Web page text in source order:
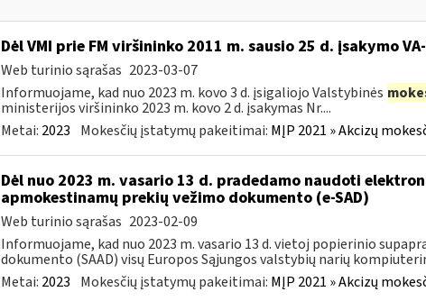
Dėl VMI prie FM viršininko 2011 m. sausio 25 d. įsakymo
Web turinio sąrašas 2023-03-07
Informuojame, kad nuo 2023 m. kovo 3 d. įsigaliojo Valstybinės
ministerijos viršininko 2023 m. kovo 2 d. įsakymas Nr....
Metai: 2023 Mokesčių įstatymų pakeitimai: MĮP 2021 » Akcizų
Dėl nuo 2023 m. vasario 13 d. pradedamo naudoti
apmokestinamų prekių vežimo dokumento (e-SAD)
Web turinio sąrašas 2023-02-09
Informuojame, kad nuo 2023 m. vasario 13 d. vietoj popierinio
dokumento (SAAD) visų Europos Sąjungos valstybių narių
Metai: 2023 Mokesčių įstatymų pakeitimai: MĮP 2021 » Akcizų